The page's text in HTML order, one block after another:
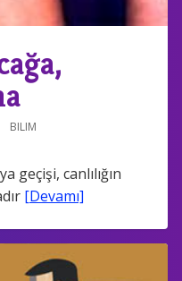
BILIM
geçişi, canlılığın
[Devamı]